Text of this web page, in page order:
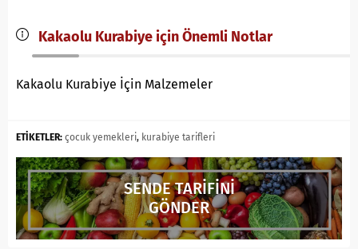
Kakaolu Kurabiye için Önemli Notlar
Kakaolu Kurabiye İçin Malzemeler
ETİKETLER: çocuk yemekleri, kurabiye tarifleri
SENDE TARİFİNİ
GÖNDER